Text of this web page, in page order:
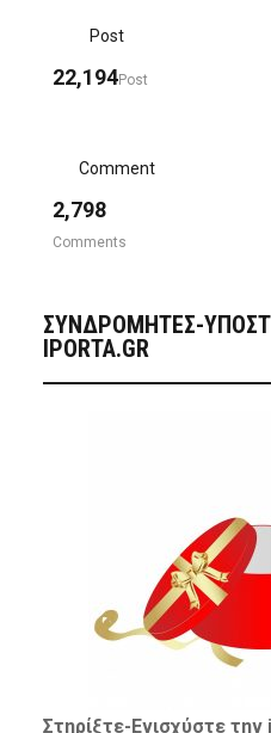
Post
22,194Post
Comment
2,798
Comments
ΣΥΝΔΡΟΜΗΤΈΣ-
IPORTA.GR
Στηρίξτε-Ενισχύστετην